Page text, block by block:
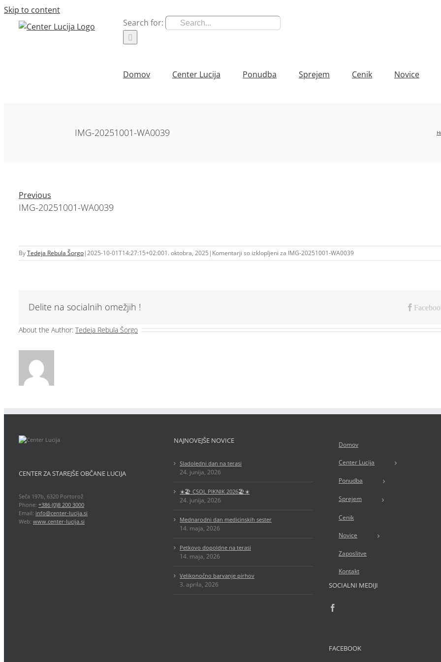
Skip to content
Search for:
Domov Center Lucija Ponudba Sprejem Cenik Novice
IMG-20251001-WA0039
Previous
IMG-20251001-WA0039
ByTedeja Rebula Šorgo|2025-10-01T14:27:15+02:001. oktobra, 2025 | Komentarji so izklopljeni za IMG-20251001-WA0039
Delite na socialnih omežjih !
About the Author: Tedeja Rebula Šorgo
CENTER ZA STAREJŠE OBČANE LUCIJA
Seča 197b, 6320 Portorož
Phone: +386 (0)8 200 3000
Email: info@center-lucija.si
Web: www.center-lucija.si
NAJNOVEJŠE NOVICE
Sladoledni dan na terasi
24. junija, 2026
☀️🏖️ CSOL PIKNIK 2026🏖️☀️
24. junija, 2026
Mednarodni dan medicinskih sester
14. maja, 2026
Petkovo dopoldne na terasi
14. maja, 2026
Velikonočno barvanje pirhov
3. aprila, 2026
Domov
Center Lucija
Ponudba
Sprejem
Cenik
Novice
Zaposlitve
Kontakt
SOCIALNI MEDIJI
FACEBOOK